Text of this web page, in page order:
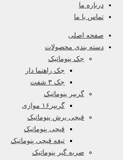
درباره ما
تماس با ما
صفحه اصلی
دسته بندی محصولات
جک پنوماتیک
جک راهنما دار
جک ۳ شفت
گریپر پنوماتیک
گریپر۱۶ موازی
قیچی برش پنوماتیک
قیچی پنوماتیک
تیغه قیچی پنوماتیک
ضربه گیر پنوماتیک